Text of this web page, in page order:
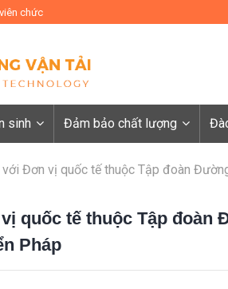
chức
sinh Đảm bảo chất lượng
Đơn vị quốc tế thuộc Tập đoàn
quốc tế thuộc Tập đoàn
Pháp